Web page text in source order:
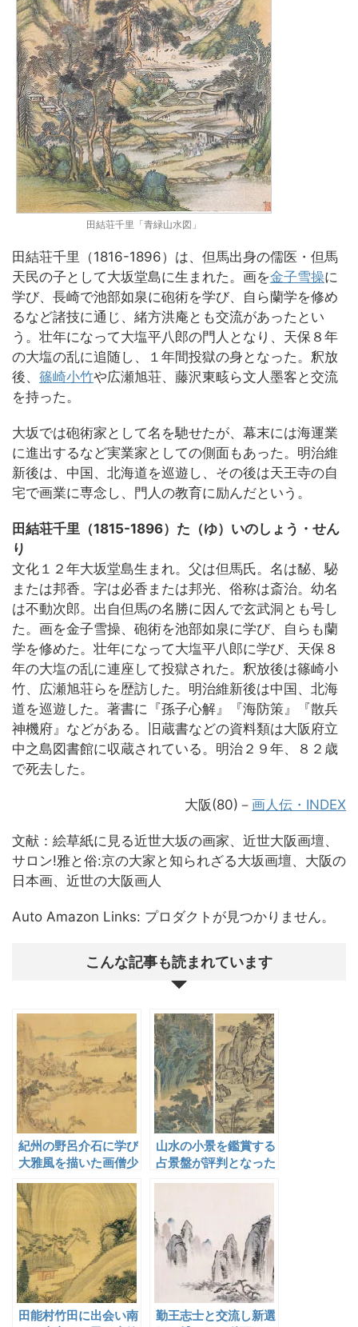
田結荘千里「青緑山水図」
田結荘千里（1816-1896）は、但馬出身の儒医・但馬
天民の子として大坂堂島に生まれた。画を金子雪操に
学び、長崎で池部如泉に砲術を学び、自ら蘭学を修め
るなど諸技に通じ、緒方洪庵とも交流があったとい
う。壮年になって大塩平八郎の門人となり、天保８年
の大塩の乱に追随し、１年間投獄の身となった。釈放
後、 篠崎小竹や広瀬旭荘、藤沢東畡ら文人墨客と交流
を持った。
大坂では砲術家として名を馳せたが、幕末には海運業
に進出するなど実業家としての側面もあった。明治維
新後は、中国、北海道を巡遊し、その後は天王寺の自
宅で画業に専念し、門人の教育に励んだという。
田結荘千里（1815-1896）た（ゆ）いのしょう・せん
り
文化１２年大坂堂島生まれ。父は但馬氏。名は馝、駜
または邦香。字は必香または邦光、俗称は斎治。幼名
は不動次郎。出自但馬の名勝に因んで玄武洞とも号し
た。画を金子雪操、砲術を池部如泉に学び、自らも蘭
学を修めた。壮年になって大塩平八郎に学び、天保８
年の大塩の乱に連座して投獄された。釈放後は篠崎小
竹、広瀬旭荘らを歴訪した。明治維新後は中国、北海
道を巡遊した。著書に『孫子心解』『海防策』『散兵
神機府』などがある。旧蔵書などの資料類は大阪府立
中之島図書館に収蔵されている。明治２９年、８２歳
で死去した。
大阪(80)－ 画人伝・INDEX
文献：絵草紙に見る近世大坂の画家、近世大阪画壇、
サロン!雅と俗:京の大家と知られざる大坂画壇、大阪の
日本画、近世の大阪画人
Auto Amazon Links: プロダクトが見つかりません。
こんな記事も読まれています
紀州の野呂介石に学び
大雅風を描いた画僧少
山水の小景を鑑賞する
占景盤が評判となった
田能村竹田に出会い南
勤王志士と交流し新選